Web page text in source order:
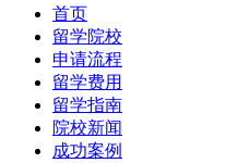
首页
留学院校
申请流程
留学费用
留学指南
院校新闻
成功案例